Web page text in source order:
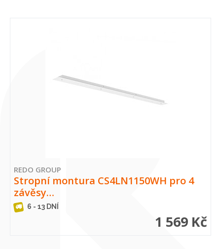
REDO GROUP
Stropní montura CS4LN1150WH pro 4
závěsy…
6 - 13 DNÍ
1 569 Kč